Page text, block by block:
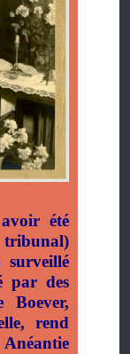
été
surveillé
par des
Boever,
rend